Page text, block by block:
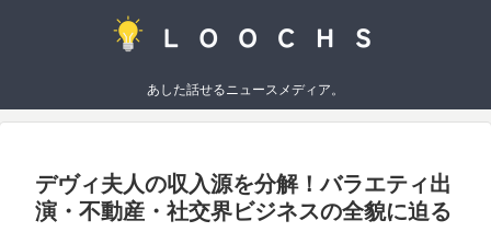
あした話せるニュースメディア。
デヴィ夫人の収入源を分解！バラエティ出
演・不動産・社交界ビジネスの全貌に迫る